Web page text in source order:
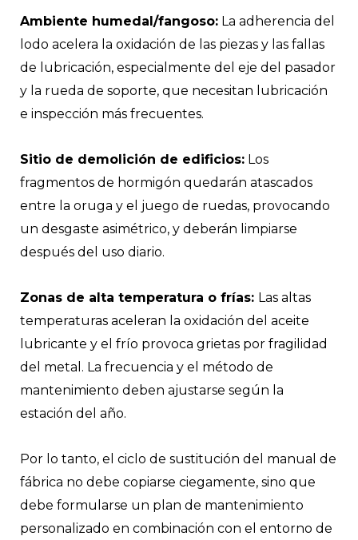
Ambiente humedal/fangoso: La adherencia del
lodo acelera la oxidación de las piezas y las fallas
de lubricación, especialmente del eje del pasador
y la rueda de soporte, que necesitan lubricación
e inspección más frecuentes.
Sitio de demolición de edificios: Los
fragmentos de hormigón quedarán atascados
entre la oruga y el juego de ruedas, provocando
un desgaste asimétrico, y deberán limpiarse
después del uso diario.
Zonas de alta temperatura o frías: Las altas
temperaturas aceleran la oxidación del aceite
lubricante y el frío provoca grietas por fragilidad
del metal. La frecuencia y el método de
mantenimiento deben ajustarse según la
estación del año.
Por lo tanto, el ciclo de sustitución del manual de
fábrica no debe copiarse ciegamente, sino que
debe formularse un plan de mantenimiento
personalizado en combinación con el entorno de